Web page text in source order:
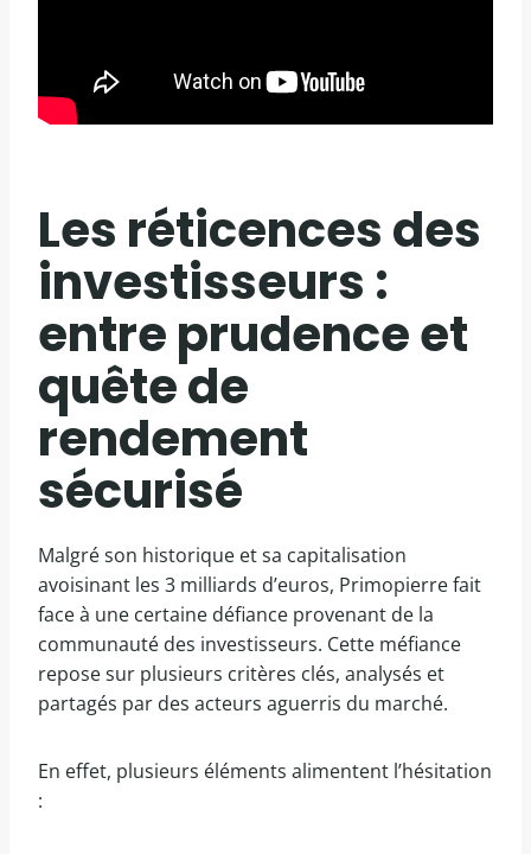
Les réticences des
investisseurs :
entre prudence et
quête de
rendement
sécurisé
Malgré son historique et sa capitalisation
avoisinant les 3 milliards d’euros, Primopierre fait
face à une certaine défiance provenant de la
communauté des investisseurs. Cette méfiance
repose sur plusieurs critères clés, analysés et
partagés par des acteurs aguerris du marché.
En effet, plusieurs éléments alimentent l’hésitation
: